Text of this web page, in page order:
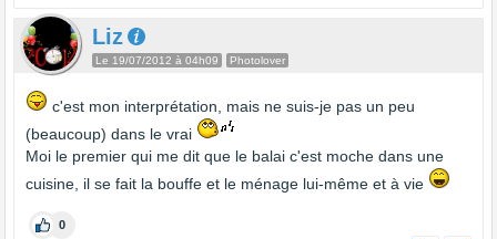
Liz
Le 19/07/2012 à 04h09 Photolover
c'est mon interprétation, mais ne suis-je pas un peu
(beaucoup) dans le vrai
Moi le premier qui me dit que le balai c'est moche dans une
cuisine, il se fait la bouffe et le ménage lui-même et à vie
0